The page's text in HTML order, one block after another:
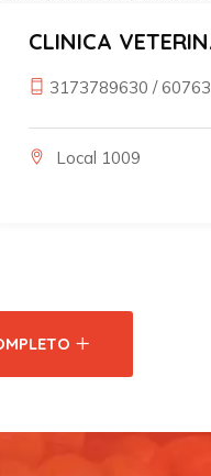
CLINICA
3173789630 /
Local 1009